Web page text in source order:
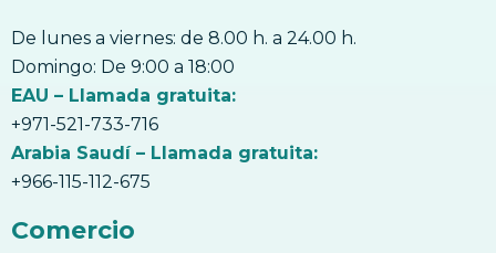
De lunes a viernes: de 8.00 h. a 24.00 h.
Domingo: De 9:00 a 18:00
EAU – Llamada gratuita:
+971-521-733-716
Arabia Saudí – Llamada gratuita:
+966-115-112-675
Comercio